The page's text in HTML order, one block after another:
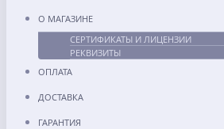
О МАГАЗИНЕ
СЕРТИФИКАТЫ И ЛИЦЕНЗИИ
РЕКВИЗИТЫ
ОПЛАТА
ДОСТАВКА
ГАРАНТИЯ